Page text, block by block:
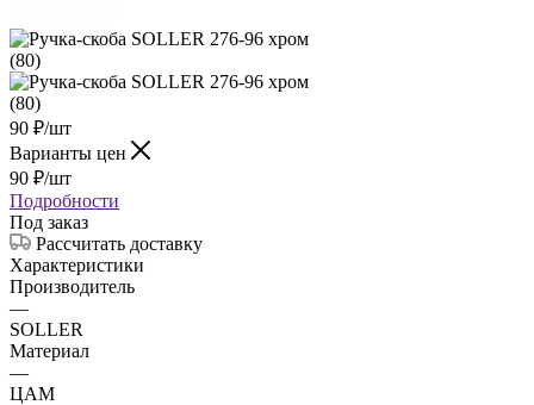
90 ₽/шт
Варианты цен
90 ₽/шт
Подробности
Под заказ
Рассчитать доставку
Характеристики
Производитель
—
SOLLER
Материал
—
ЦАМ